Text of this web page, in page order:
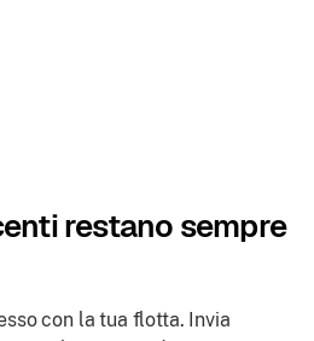
restano sempre
con la tua flotta. Invia